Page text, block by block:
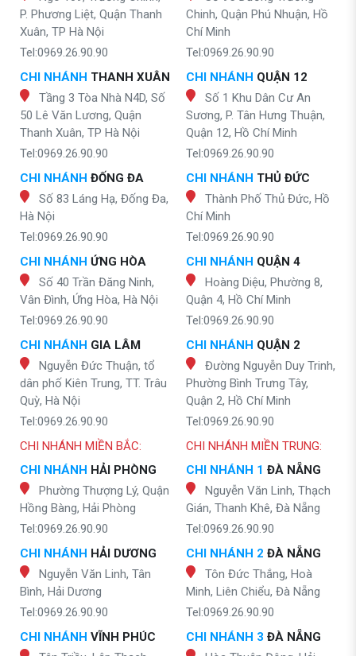
P. Phương Liệt, Quận Thanh
Xuân, TP Hà Nội
Tel:0969.26.90.90
CHI NHÁNH THANH XUÂN
Tầng 3 Tòa Nhà N4D, Số
50 Lê Văn Lương, Quận
Thanh Xuân, TP Hà Nội
Tel:0969.26.90.90
CHI NHÁNH ĐỐNG ĐA
Số 83 Láng Hạ, Đống Đa,
Hà Nội
Tel:0969.26.90.90
CHI NHÁNH ỨNG HÒA
Số 40 Trần Đăng Ninh,
Vân Đình, Ứng Hòa, Hà Nội
Tel:0969.26.90.90
CHI NHÁNH GIA LÂM
Nguyễn Đức Thuận, tổ
dân phố Kiên Trung, TT. Trâu
Quỳ, Hà Nội
Tel:0969.26.90.90
Chinh, Quận Phú Nhuận, Hồ
Chí Minh
Tel:0969.26.90.90
CHI NHÁNH QUẬN 12
Số 1 Khu Dân Cư An
Sương, P. Tân Hưng Thuận,
Quận 12, Hồ Chí Minh
Tel:0969.26.90.90
CHI NHÁNH THỦ ĐỨC
Thành Phố Thủ Đức, Hồ
Chí Minh
Tel:0969.26.90.90
CHI NHÁNH QUẬN 4
Hoàng Diệu, Phường 8,
Quận 4, Hồ Chí Minh
Tel:0969.26.90.90
CHI NHÁNH QUẬN 2
Đường Nguyễn Duy Trinh,
Phường Bình Trưng Tây,
Quận 2, Hồ Chí Minh
Tel:0969.26.90.90
CHI NHÁNH MIỀN BẮC:
CHI NHÁNH HẢI PHÒNG
Phường Thượng Lý, Quận
Hồng Bàng, Hải Phòng
Tel:0969.26.90.90
CHI NHÁNH HẢI DƯƠNG
Nguyễn Văn Linh, Tân
Bình, Hải Dương
Tel:0969.26.90.90
CHI NHÁNH VĨNH PHÚC
CHI NHÁNH MIỀN TRUNG:
CHI NHÁNH 1 ĐÀ NẴNG
Nguyễn Văn Linh, Thạch
Gián, Thanh Khê, Đà Nẵng
Tel:0969.26.90.90
CHI NHÁNH 2 ĐÀ NẴNG
Tôn Đức Thắng, Hoà
Minh, Liên Chiểu, Đà Nẵng
Tel:0969.26.90.90
CHI NHÁNH 3 ĐÀ NẴNG